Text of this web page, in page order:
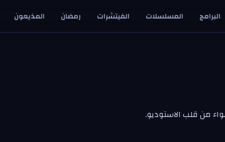
البرامج المسلسلات الفيتشرات رمضان المذيعون
من قلب الاستوديو.